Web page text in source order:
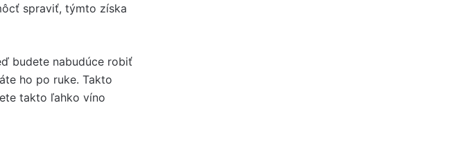
spraviť, týmto získa
budete nabudúce robiť
ho po ruke. Takto
takto ľahko víno